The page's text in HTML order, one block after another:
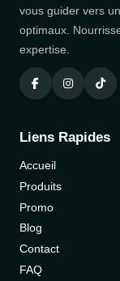
vous guider vers
optimaux.
expertise.
Liens Rapides
Accueil
Produits
Promo
Blog
Contact
FAQ